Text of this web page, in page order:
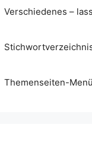
Verschiedenes –
Themenseiten-